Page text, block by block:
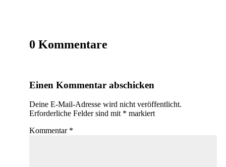
0 Kommentare
Einen Kommentar abschicken
Deine E-Mail-Adresse wird nicht veröffentlicht.
Erforderliche Felder sind mit * markiert
Kommentar *